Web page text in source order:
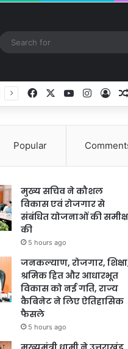
Random Article
Facebook YouTube
Popular
मुख्य सचिव ने कौशल
विकास एवं रोजगार से
संबंधित योजनाओं की
की
5 hours ago
जनकल्याण, रोजगार,
श्रमिक हित और आधारभूत
विकास को नई गति, राज्य
कैबिनेट ने लिए ऐतिहासिक
फैसले
5 hours ago